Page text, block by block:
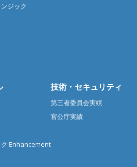
ジック
Enhancement
技術・セキュリティ
第三者委員会実績
官公庁実績